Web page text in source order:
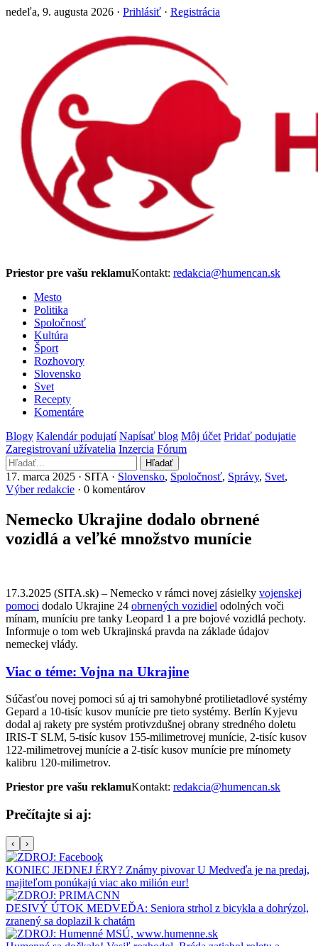
nedeľa, 9. augusta 2026 · Prihlásiť · Registrácia
Priestor pre vašu reklamuKontakt: redakcia@humencan.sk
Mesto
Politika
Spoločnosť
Kultúra
Šport
Rozhovory
Slovensko
Svet
Recepty
Komentáre
Blogy Kalendár podujatí Napísať blog Môj účet Pridať podujatie
Zaregistrovaní užívatelia Inzercia Fórum
Hľadať
17. marca 2025 · SITA · Slovensko, Spoločnosť, Správy, Svet,
Výber redakcie · 0 komentárov
Nemecko Ukrajine dodalo obrnené
vozidlá a veľké množstvo munície
17.3.2025 (SITA.sk) – Nemecko v rámci novej zásielky vojenskej
pomoci dodalo Ukrajine 24 obrnených vozidiel odolných voči
mínam, muníciu pre tanky Leopard 1 a pre bojové vozidlá pechoty.
Informuje o tom web Ukrajinská pravda na základe údajov
nemeckej vlády.
Viac o téme: Vojna na Ukrajine
Súčasťou novej pomoci sú aj tri samohybné protilietadlové systémy
Gepard a 10-tisíc kusov munície pre tieto systémy. Berlín Kyjevu
dodal aj rakety pre systém protivzdušnej obrany stredného doletu
IRIS-T SLM, 5-tisíc kusov 155-milimetrovej munície, 2-tisíc kusov
122-milimetrovej munície a 2-tisíc kusov munície pre mínomety
kalibru 120-milimetrov.
Priestor pre vašu reklamuKontakt: redakcia@humencan.sk
Prečítajte si aj:
‹ ›
KONIEC JEDNEJ ÉRY? Známy pivovar U Medveďa je na predaj,
majiteľom ponúkajú viac ako milión eur!
DESIVÝ ÚTOK MEDVEĎA: Seniora strhol z bicykla a dohrýzol,
zranený sa doplazil k chatám